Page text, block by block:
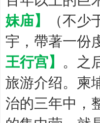
妹庙】
（不
宇，帶著一份
王行宫】 。之
旅游介绍。柬
治的三年中，